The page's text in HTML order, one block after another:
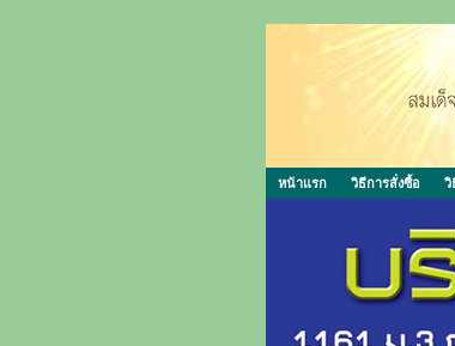
หน้าแรก วิธีการสั่งซื้อ วิ